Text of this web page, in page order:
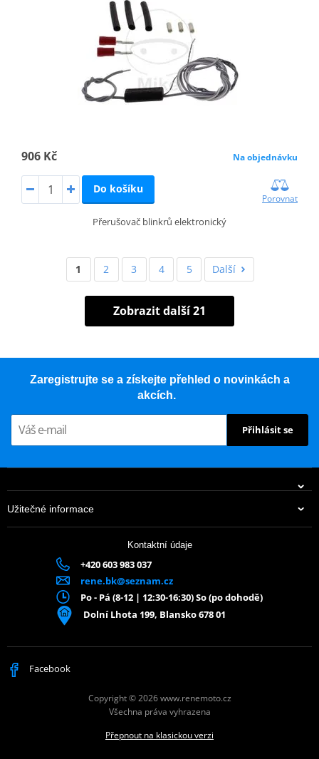
906 Kč Na objednávku
Do košíku
Porovnat
Přerušovač blinkrů elektronický
1 2 3 4 5 Další
Zobrazit další 21
Zaregistrujte se a získejte přehled o novinkách a
akcích.
Přihlásit se
Užitečné informace
Kontaktní údaje
+420 603 983 037
rene.bk@seznam.cz
Po - Pá (8-12 | 12:30-16:30) So (po dohodě)
Dolní Lhota 199, Blansko 678 01
Facebook
Copyright © 2026 www.renemoto.cz
Všechna práva vyhrazena
Přepnout na klasickou verzi